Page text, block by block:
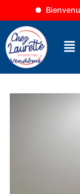
Bienvenue
contenu